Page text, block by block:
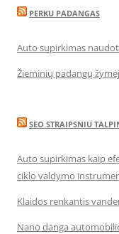
PERKU PADANGAS
Auto supirkimas
Žieminių padangų
SEO STRAIPSNIU
Auto supirkimas kaip
ciklo valdymo
Klaidos renkantis
Nano danga